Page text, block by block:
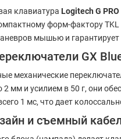
клавиатура Logitech G PRO
форм-фактору
мышью и
GX
механические
2 мм и усилием в 50 г, они
1 мс, что дает
и съемный